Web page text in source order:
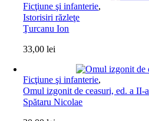
Ficţiune şi infanterie,
Istorisiri răzleţe
Ţurcanu Ion
33,00lei
Ficţiune şi infanterie,
Omul izgonit de ceasuri, ed. a II-a
Spătaru Nicolae